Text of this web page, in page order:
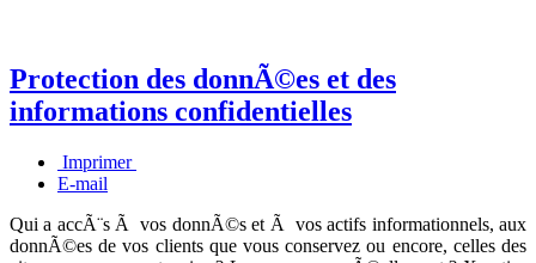
Protection des donnÃ©es et des
informations confidentielles
Imprimer
E-mail
Qui a accÃ¨s Ã vos donnÃ©s et Ã vos actifs informationnels, aux
donnÃ©es de vos clients que vous conservez ou encore, celles des